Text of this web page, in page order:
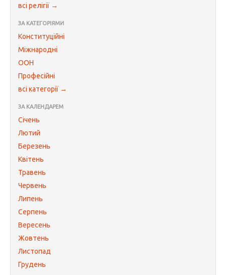
всі релігії →
ЗА КАТЕГОРІЯМИ
Конституційні
Міжнародні
ООН
Професійні
всі категорії →
ЗА КАЛЕНДАРЕМ
Січень
Лютий
Березень
Квітень
Травень
Червень
Липень
Серпень
Вересень
Жовтень
Листопад
Грудень